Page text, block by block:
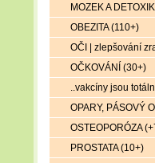
MOZEK A
OBEZITA (110+)
OČI | zlepšování
OČKOVÁNÍ (30+)
..vakcíny jsou
OPARY, PÁSOVÝ
OSTEOPORÓZA
PROSTATA (10+)